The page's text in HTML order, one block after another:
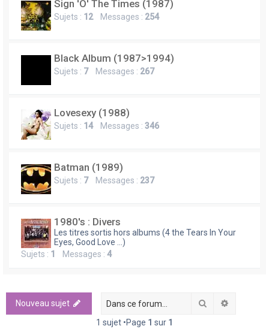
Sign 'O' The Times (1987)
Sujets : 12Messages : 254
Black Album (1987>1994)
Sujets : 7Messages : 267
Lovesexy (1988)
Sujets : 14Messages : 346
Batman (1989)
Sujets : 7Messages : 237
1980's : Divers
Les titres sortis hors albums (4 the Tears In Your
Eyes, Good Love ...)
Sujets : 1 Messages : 4
Nouveau sujet Rechercher
1 sujet •Page 1 sur 1